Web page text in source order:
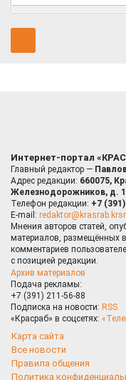
Интернет-портал
Главный редактор —
Адрес редакции: 660075,
Железнодорожников, д.
Телефон редакции: +7
E-mail:
Мнения авторов статей,
материалов, размещённых
комментариев
с позицией редакции.
Архив материалов
Подача рекламы:
+7 (391) 211-56-88
Подписка на новости: RSS
«Красраб» в соцсетях:
Карта сайта
Все новости
Правила общения
Политика